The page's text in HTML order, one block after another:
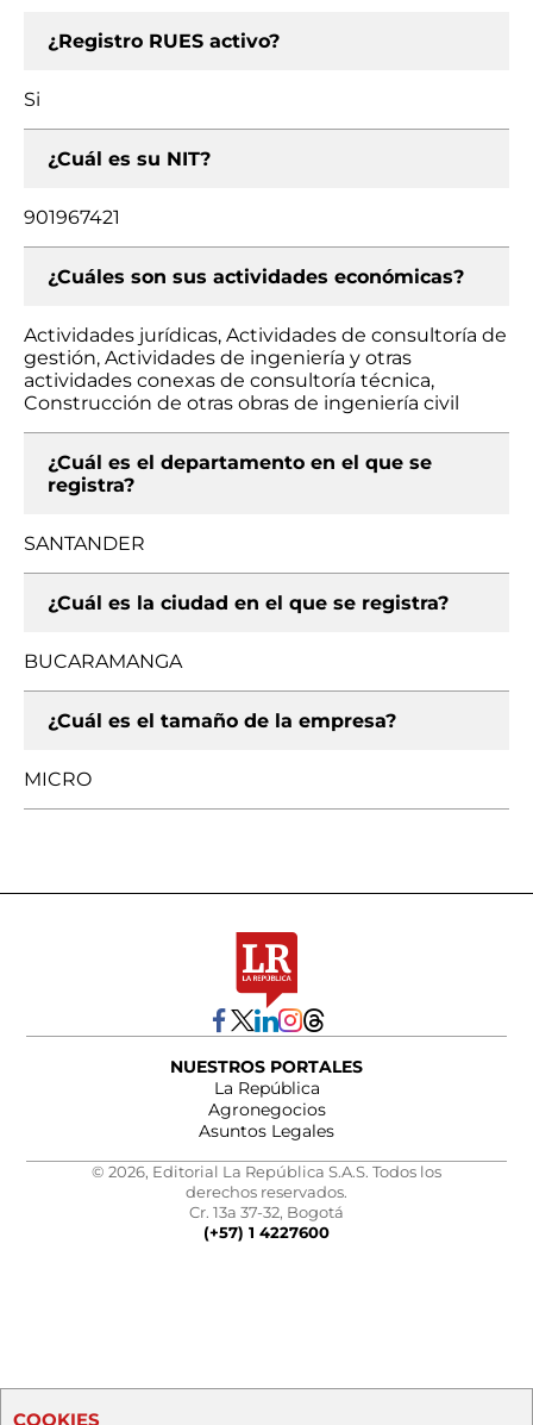
¿Registro RUES activo?
Si
¿Cuál es su NIT?
901967421
¿Cuáles son sus actividades económicas?
Actividades jurídicas, Actividades de consultoría de
gestión, Actividades de ingeniería y otras
actividades conexas de consultoría técnica,
Construcción de otras obras de ingeniería civil
¿Cuál es el departamento en el que se
registra?
SANTANDER
¿Cuál es la ciudad en el que se registra?
BUCARAMANGA
¿Cuál es el tamaño de la empresa?
MICRO
NUESTROS PORTALES
La República
Agronegocios
Asuntos Legales
© 2026, Editorial La República S.A.S. Todos los
derechos reservados.
Cr. 13a 37-32, Bogotá
(+57) 1 4227600
COOKIES